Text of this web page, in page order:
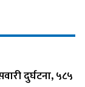
दुर्घटना, ५८५